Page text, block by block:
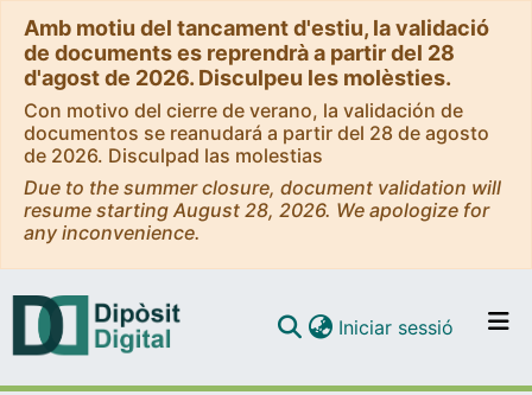
Amb motiu del tancament d'estiu, la validació
de documents es reprendrà a partir del 28
d'agost de 2026. Disculpeu les molèsties.
Con motivo del cierre de verano, la validación de
documentos se reanudará a partir del 28 de agosto
de 2026. Disculpad las molestias
Due to the summer closure, document validation will
resume starting August 28, 2026. We apologize for
any inconvenience.
Iniciar sessió (current)